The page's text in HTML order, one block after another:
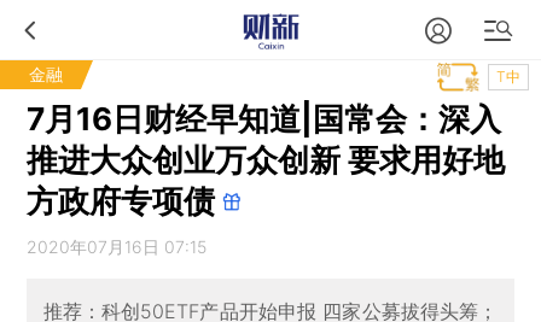
金融 T中
7月16日财经早知道|国常会：深入
推进大众创业万众创新 要求用好地
方政府专项债
2020年07月16日 07:15
推荐：科创50ETF产品开始申报 四家公募拔得头筹；